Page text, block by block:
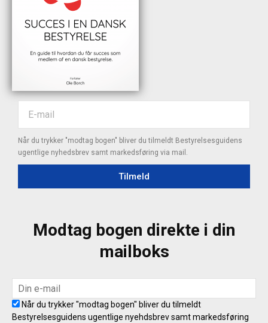
Når du trykker "modtag bogen" bliver du tilmeldt Bestyrelsesguidens
ugentlige nyhedsbrev samt markedsføring via mail.
Tilmeld
Modtag bogen direkte i din
mailboks
Når du trykker "modtag bogen" bliver du tilmeldt
Bestyrelsesguidens ugentlige nyehdsbrev samt markedsføring